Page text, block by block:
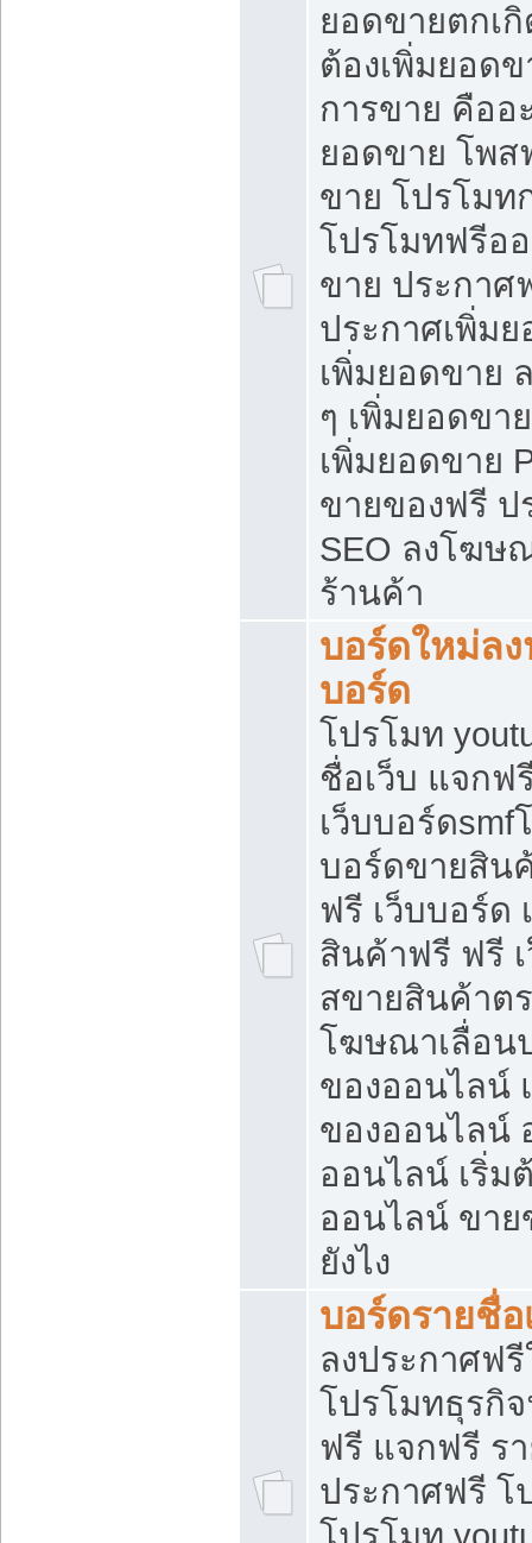
ยอดขายตกเ
ต้องเพิ่มยอด
การขาย คืออ
ยอดขาย โพส
ขาย โปรโมท
โปรโมทฟรีอ
ขาย ประกาศ
ประกาศเพิ่ม
เพิ่มยอดขาย
ๆ เพิ่มยอดขา
เพิ่มยอดขาย
ขายของฟรี ป
SEO ลงโฆษ
ร้านค้า
บอร์ดใหม่ลง
บอร์ด
โปรโมท
ชื่อเว็บ แจกฟ
เว็บบอร์ดsmf
บอร์ดขายสิน
ฟรี เว็บบอร์ด
สินค้าฟรี ฟรี
สขายสินค้าต
โฆษณาเลื่อน
ของออนไลน์
ของออนไลน์
ออนไลน์ เริ่ม
ออนไลน์ ขาย
ยังไง
บอร์ดรายชื่อ
ลงประกาศฟรี
โปรโมทธุรกิ
ฟรี แจกฟรี ร
ประกาศฟรี โ